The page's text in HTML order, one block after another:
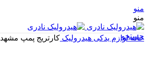
منو
منو
جستجو
خانهلوازم یدکی هیدرولیک کارتریج پمپ مشهد